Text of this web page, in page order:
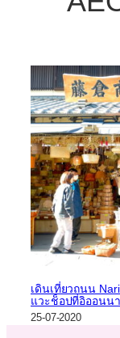
เดินเที่ยวถนน
แวะช็อปที่อิออนน
25-07-2020